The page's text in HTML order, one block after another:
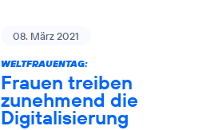
08. März 2021
WELTFRAUENTAG:
Frauen treiben
zunehmend die
Digitalisierung